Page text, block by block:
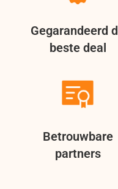
Gegarandeerd
beste deal
Betrouwbare
partners